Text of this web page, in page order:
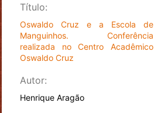
Título:
Oswaldo Cruz e a Escola de
Manguinhos. Conferência
realizada no Centro Acadêmico
Oswaldo Cruz
Autor:
Henrique Aragão